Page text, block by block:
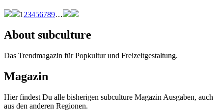
1 23456789…
About subculture
Das Trendmagazin für Popkultur und Freizeitgestaltung.
Magazin
Hier findest Du alle bisherigen subculture Magazin Ausgaben, auch
aus den anderen Regionen.